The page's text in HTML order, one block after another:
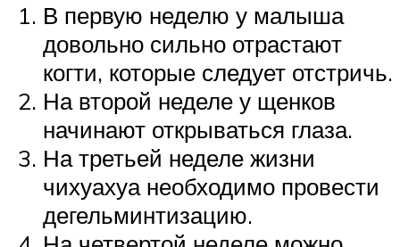
В первую неделю у малыша
довольно сильно отрастают
когти, которые следует отстричь.
На второй неделе у щенков
начинают открываться глаза.
На третьей неделе жизни
чихуахуа необходимо провести
дегельминтизацию.